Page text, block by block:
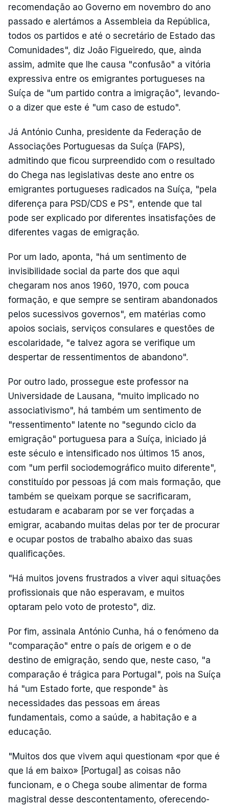
recomendação ao Governo em novembro do ano
passado e alertámos a Assembleia da República,
todos os partidos e até o secretário de Estado das
Comunidades", diz João Figueiredo, que, ainda
assim, admite que lhe causa "confusão" a vitória
expressiva entre os emigrantes portugueses na
Suíça de "um partido contra a imigração", levando-
o a dizer que este é "um caso de estudo".
Já António Cunha, presidente da Federação de
Associações Portuguesas da Suíça (FAPS),
admitindo que ficou surpreendido com o resultado
do Chega nas legislativas deste ano entre os
emigrantes portugueses radicados na Suíça, "pela
diferença para PSD/CDS e PS", entende que tal
pode ser explicado por diferentes insatisfações de
diferentes vagas de emigração.
Por um lado, aponta, "há um sentimento de
invisibilidade social da parte dos que aqui
chegaram nos anos 1960, 1970, com pouca
formação, e que sempre se sentiram abandonados
pelos sucessivos governos", em matérias como
apoios sociais, serviços consulares e questões de
escolaridade, "e talvez agora se verifique um
despertar de ressentimentos de abandono".
Por outro lado, prossegue este professor na
Universidade de Lausana, "muito implicado no
associativismo", há também um sentimento de
"ressentimento" latente no "segundo ciclo da
emigração" portuguesa para a Suíça, iniciado já
este século e intensificado nos últimos 15 anos,
com "um perfil sociodemográfico muito diferente",
constituído por pessoas já com mais formação, que
também se queixam porque se sacrificaram,
estudaram e acabaram por se ver forçadas a
emigrar, acabando muitas delas por ter de procurar
e ocupar postos de trabalho abaixo das suas
qualificações.
"Há muitos jovens frustrados a viver aqui situações
profissionais que não esperavam, e muitos
optaram pelo voto de protesto", diz.
Por fim, assinala António Cunha, há o fenómeno da
"comparação" entre o país de origem e o de
destino de emigração, sendo que, neste caso, "a
comparação é trágica para Portugal", pois na Suíça
há "um Estado forte, que responde" às
necessidades das pessoas em áreas
fundamentais, como a saúde, a habitação e a
educação.
"Muitos dos que vivem aqui questionam «por que é
que lá em baixo» [Portugal] as coisas não
funcionam, e o Chega soube alimentar de forma
magistral desse descontentamento, oferecendo-